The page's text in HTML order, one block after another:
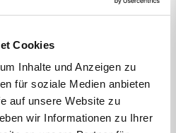
Cookies
Inhalte und Anzeigen zu
für soziale Medien anbieten
auf unsere Website zu
wir Informationen zu Ihrer
auf dem Museumshof.
Kinder mit Kaninchen
und Kartoffeln
Hanf und Leinen angebaut.